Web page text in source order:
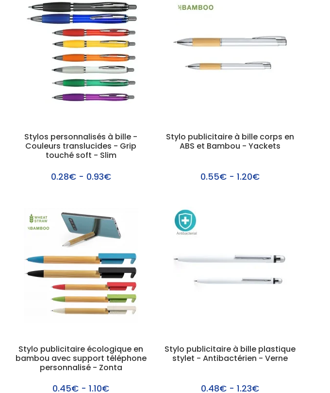
Stylos personnalisés à bille -
Couleurs translucides - Grip
touché soft - Slim
0.28€ - 0.93€
Stylo publicitaire à bille corps en
ABS et Bambou - Yackets
0.55€ - 1.20€
Stylo publicitaire écologique en
bambou avec support téléphone
personnalisé - Zonta
0.45€ - 1.10€
Stylo publicitaire à bille plastique
stylet - Antibactérien - Verne
0.48€ - 1.23€